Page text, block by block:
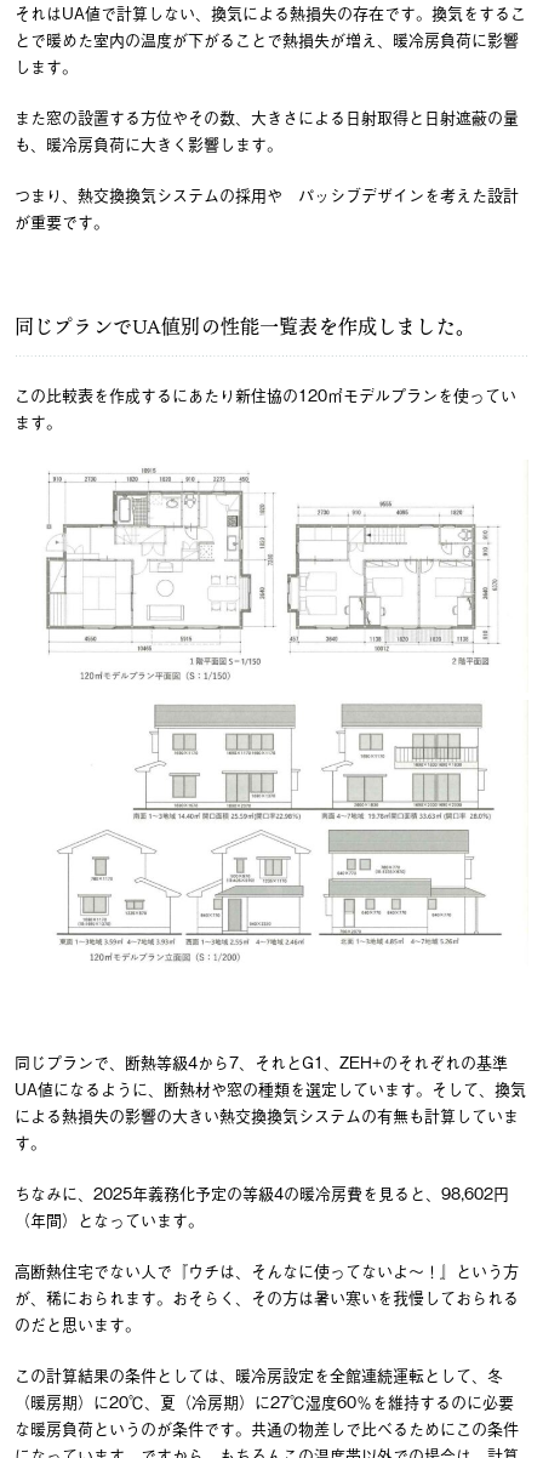
それはUA値で計算しない、換気による熱損失の存在です。換気をするこ
とで暖めた室内の温度が下がることで熱損失が増え、暖冷房負荷に影響
します。
また窓の設置する方位やその数、大きさによる日射取得と日射遮蔽の量
も、暖冷房負荷に大きく影響します。
つまり、熱交換換気システムの採用や パッシブデザインを考えた設計
が重要です。
同じプランでUA値別の性能一覧表を作成しました。
この比較表を作成するにあたり新住協の120㎡モデルプランを使ってい
ます。
同じプランで、断熱等級4から7、それとG1、ZEH+のそれぞれの基準
UA値になるように、断熱材や窓の種類を選定しています。そして、換気
による熱損失の影響の大きい熱交換換気システムの有無も計算していま
す。
ちなみに、2025年義務化予定の等級4の暖冷房費を見ると、98,602円
（年間）となっています。
高断熱住宅でない人で『ウチは、そんなに使ってないよ～！』という方
が、稀におられます。おそらく、その方は暑い寒いを我慢しておられる
のだと思います。
この計算結果の条件としては、暖冷房設定を全館連続運転として、冬
（暖房期）に20℃、夏（冷房期）に27℃湿度60％を維持するのに必要
な暖房負荷というのが条件です。共通の物差しで比べるためにこの条件